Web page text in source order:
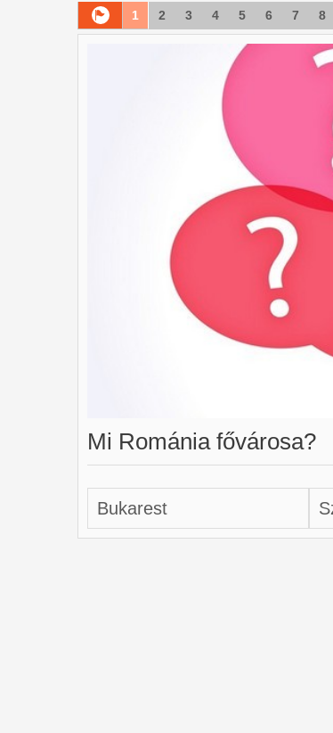
1 2 3 4 5 6 7 8
Mi Románia fővárosa?
Bukarest